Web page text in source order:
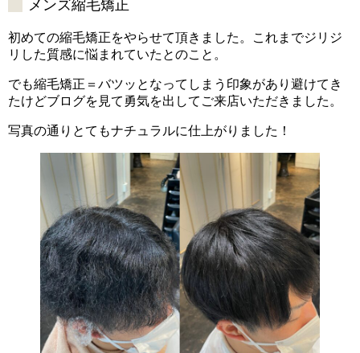
メンズ縮毛矯正
初めての縮毛矯正をやらせて頂きました。これまでジリジ
リした質感に悩まれていたとのこと。
でも縮毛矯正＝バツッとなってしまう印象があり避けてき
たけどブログを見て勇気を出してご来店いただきました。
写真の通りとてもナチュラルに仕上がりました！